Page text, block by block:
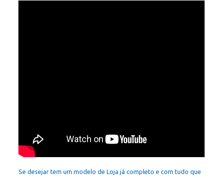
Se desejar tem um modelo de Loja já completo e com tudo que